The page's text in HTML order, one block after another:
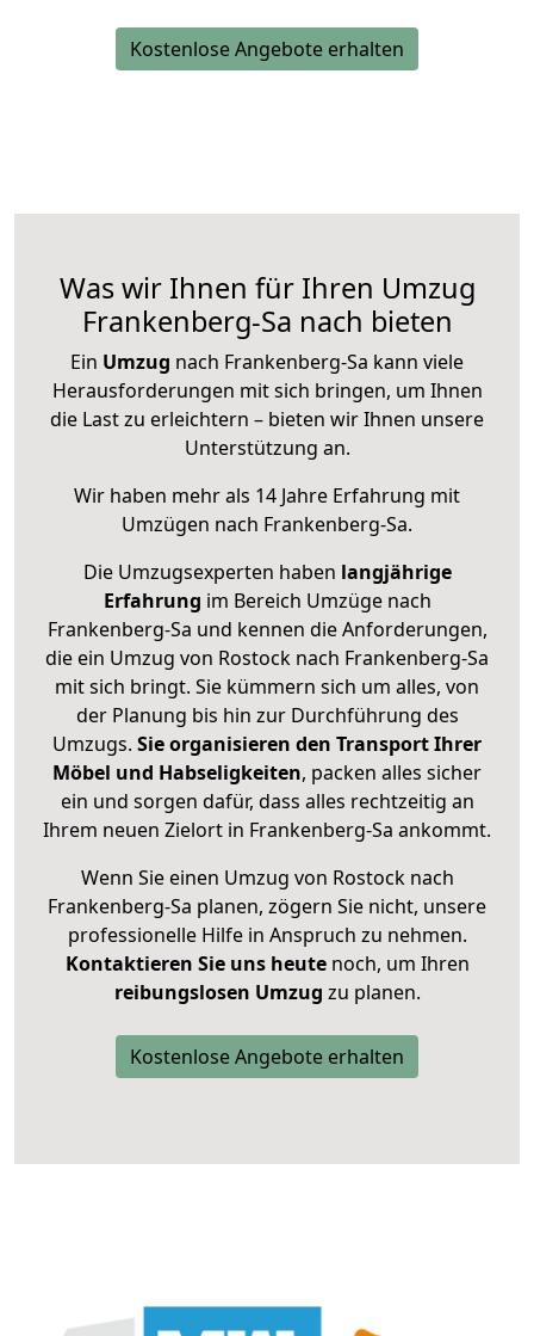
Kostenlose Angebote erhalten
Was wir Ihnen für Ihren Umzug
Frankenberg-Sa nach bieten
Ein Umzug nach Frankenberg-Sa kann viele
Herausforderungen mit sich bringen, um Ihnen
die Last zu erleichtern – bieten wir Ihnen unsere
Unterstützung an.
Wir haben mehr als 14 Jahre Erfahrung mit
Umzügen nach Frankenberg-Sa.
Die Umzugsexperten haben langjährige
Erfahrung im Bereich Umzüge nach
Frankenberg-Sa und kennen die Anforderungen,
die ein Umzug von Rostock nach Frankenberg-Sa
mit sich bringt. Sie kümmern sich um alles, von
der Planung bis hin zur Durchführung des
Umzugs. Sie organisieren den Transport Ihrer
Möbel und Habseligkeiten, packen alles sicher
ein und sorgen dafür, dass alles rechtzeitig an
Ihrem neuen Zielort in Frankenberg-Sa ankommt.
Wenn Sie einen Umzug von Rostock nach
Frankenberg-Sa planen, zögern Sie nicht, unsere
professionelle Hilfe in Anspruch zu nehmen.
Kontaktieren Sie uns heutenoch, um Ihren
reibungslosen Umzug zu planen.
Kostenlose Angebote erhalten